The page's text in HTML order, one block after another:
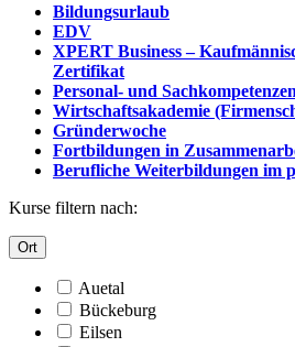
Bildungsurlaub
EDV
XPERT Business –
Zertifikat
Personal- und Sachkompetenzen
Wirtschaftsakademie
Gründerwoche
Fortbildungen in
Berufliche Weiterbildungen im
Kurse filtern nach:
Ort
Auetal
Bückeburg
Eilsen